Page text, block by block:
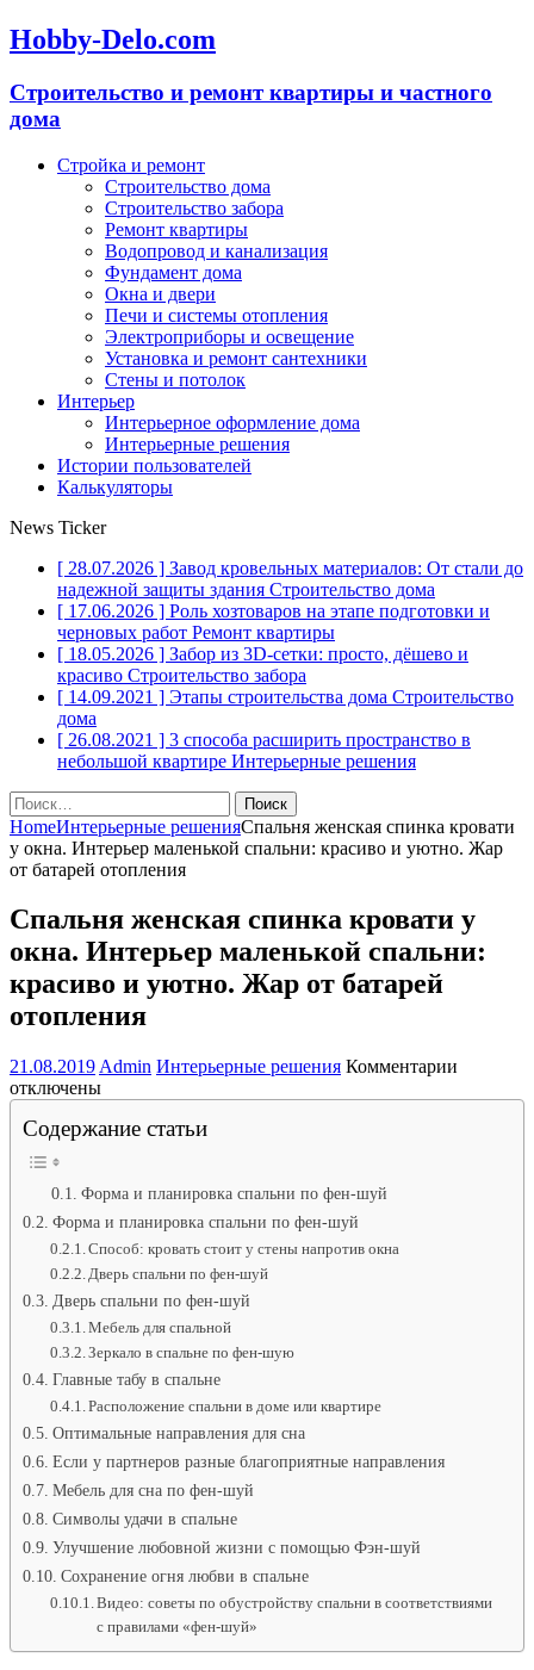
Hobby-Delo.com
Cтроительство и ремонт квартиры и частного
дома
Стройка и ремонт
Строительство дома
Строительство забора
Ремонт квартиры
Водопровод и канализация
Фундамент дома
Окна и двери
Печи и системы отопления
Электроприборы и освещение
Установка и ремонт сантехники
Стены и потолок
Интерьер
Интерьерное оформление дома
Интерьерные решения
Истории пользователей
Калькуляторы
News Ticker
[ 28.07.2026 ] Завод кровельных материалов: От стали до
надежной защиты здания Строительство дома
[ 17.06.2026 ] Роль хозтоваров на этапе подготовки и
черновых работ Ремонт квартиры
[ 18.05.2026 ] Забор из 3D-сетки: просто, дёшево и
красиво Строительство забора
[ 14.09.2021 ] Этапы строительства дома Строительство
дома
[ 26.08.2021 ] 3 способа расширить пространство в
небольшой квартире Интерьерные решения
Найти:
HomeИнтерьерные решенияСпальня женская спинка кровати
у окна. Интерьер маленькой спальни: красиво и уютно. Жар
от батарей отопления
Спальня женская спинка кровати у
окна. Интерьер маленькой спальни:
красиво и уютно. Жар от батарей
отопления
21.08.2019 Admin Интерьерные решения Комментарии
Спальня
отключены
Содержание статьи
Форма и планировка спальни по фен-шуй
Форма и планировка спальни по фен-шуй
Способ: кровать стоит у стены напротив окна
Дверь спальни по фен-шуй
Дверь спальни по фен-шуй
Мебель для спальной
Зеркало в спальне по фен-шую
Главные табу в спальне
Расположение спальни в доме или квартире
Оптимальные направления для сна
Если у партнеров разные благоприятные направления
Мебель для сна по фен-шуй
Символы удачи в спальне
Улучшение любовной жизни с помощью Фэн-шуй
Сохранение огня любви в спальне
Видео: советы по обустройству спальни в соответствиями
с правилами «фен-шуй»